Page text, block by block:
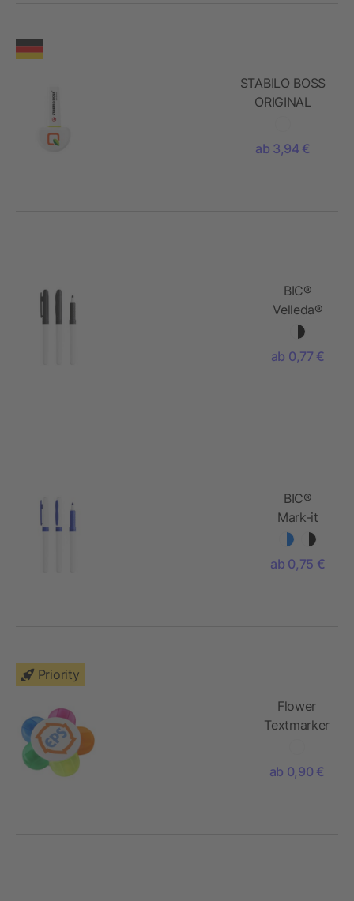
STABILO BOSS
ORIGINAL
ab 3,94 €
BIC®
Velleda®
White
Marker
ab 0,77 €
BIC®
Mark-it
Permanent
ab 0,75 €
Priority
Flower
Textmarker
ab 0,90 €